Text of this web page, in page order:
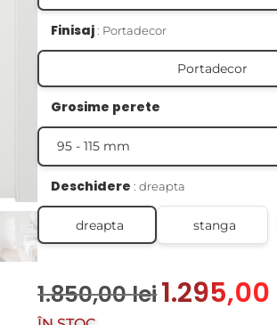
Finisaj Portadecor
Portadecor
Grosime perete
Deschidere dreapta
dreapta stanga
1.850,00lei1.295,00